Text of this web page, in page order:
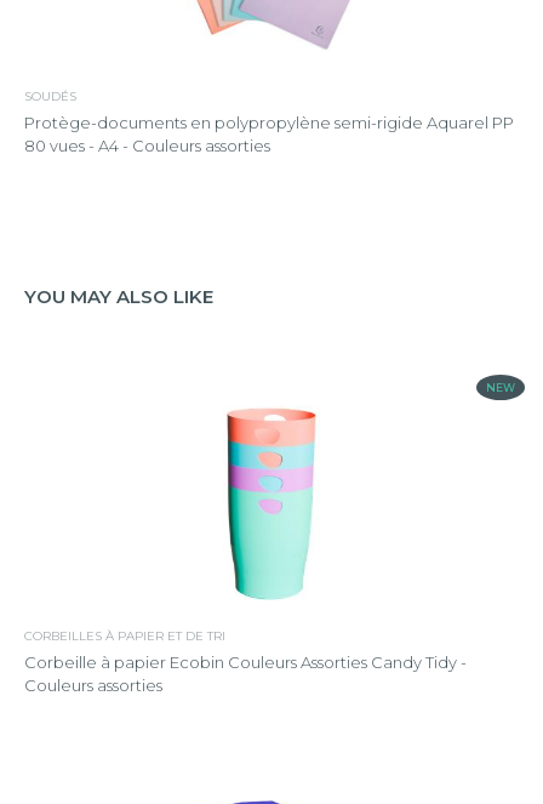
SOUDÉS
Protège-documents en polypropylène semi-rigide Aquarel PP
80 vues - A4 - Couleurs assorties
YOU MAY ALSO LIKE
NEW
CORBEILLES À PAPIER ET DE TRI
Corbeille à papier Ecobin Couleurs Assorties Candy Tidy -
Couleurs assorties